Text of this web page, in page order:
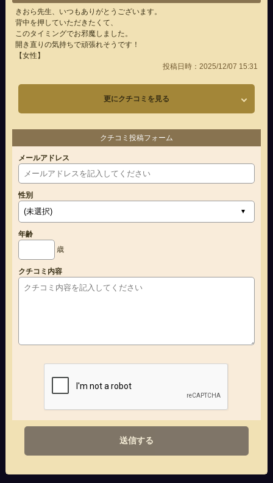
きおら先生、いつもありがとうございます。
背中を押していただきたくて、
このタイミングでお邪魔しました。
開き直りの気持ちで頑張れそうです！
【女性】
投稿日時：2025/12/07 15:31
更にクチコミを見る
クチコミ投稿フォーム
メールアドレス
性別
年齢
歳
クチコミ内容
送信する